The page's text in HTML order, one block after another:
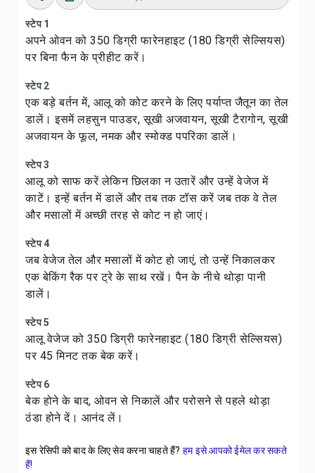
स्टेप 1
अपने ओवन को 350 डिग्री फारेनहाइट (180 डिग्री सेल्सियस)
पर बिना फैन के प्रीहीट करें।
स्टेप 2
एक बड़े बर्तन में, आलू को कोट करने के लिए पर्याप्त जैतून का तेल
डालें। इसमें लहसुन पाउडर, सूखी अजवायन, सूखी टैरागोन, सूखी
अजवायन के फूल, नमक और स्मोक्ड पपरिका डालें।
स्टेप 3
आलू को साफ करें लेकिन छिलका न उतारें और उन्हें वेजेज में
काटें। इन्हें बर्तन में डालें और तब तक टॉस करें जब तक वे तेल
और मसालों में अच्छी तरह से कोट न हो जाएं।
स्टेप 4
जब वेजेज तेल और मसालों में कोट हो जाएं, तो उन्हें निकालकर
एक बेकिंग रैक पर ट्रे के साथ रखें। पैन के नीचे थोड़ा पानी
डालें।
स्टेप 5
आलू वेजेज को 350 डिग्री फारेनहाइट (180 डिग्री सेल्सियस)
पर 45 मिनट तक बेक करें।
स्टेप 6
बेक होने के बाद, ओवन से निकालें और परोसने से पहले थोड़ा
ठंडा होने दें। आनंद लें।
इस रेसिपी को बाद के लिए सेव करना चाहते हैं? हम इसे आपको ईमेल कर सकते
हैं!